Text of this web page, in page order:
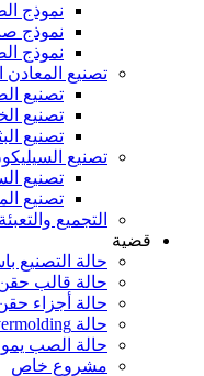
نموذج
نموذج
نموذج
تصنيع
تصنيع
تصنيع
تصنيع
تصنيع
تصنيع
تصنيع
التجميع والتعبئة
قضية
حالة التصنيع
حالة قالب حقن
حالة أجزاء
حالة overmolding البلاستيكية
حالة الصب
مشروع خاص